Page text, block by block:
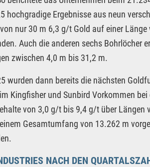
hochgradige Ergebnisse aus neun
nur 30 m 6,3 g/t Gold auf einer
Auch die anderen sechs Bohrlöcher
zwischen 4,0 m bis 31,2 m.
wurden dann bereits die nächsten
Kingfisher und Sunbird Vorkommen
von 3,0 g/t bis 9,4 g/t über
Gesamtumfang von 13.262 m
NACH DEN